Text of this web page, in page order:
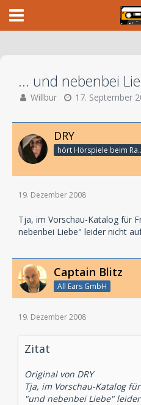
... und nebenbei
Willbur 17. September
DRY
hört
19. Dezember 2008
Tja, im Vorschau-Katalog für
nebenbei Liebe" leider nicht
Captain Blitz
All Ears GmbH
19. Dezember 2008
Zitat
Original von DRY
Tja, im Vorschau-Katalog
"und nebenbei Liebe"